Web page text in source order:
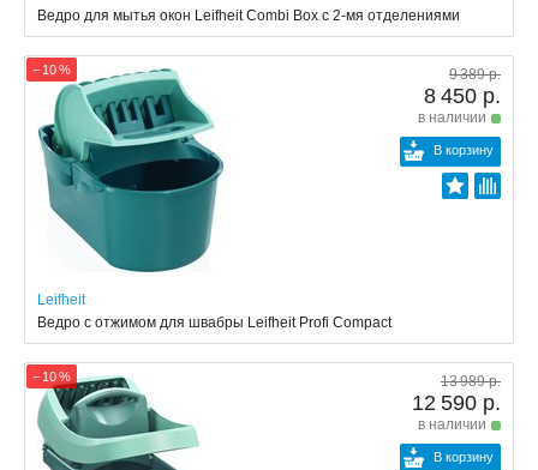
Ведро для мытья окон Leifheit Combi Box с 2-мя отделениями
− 10 % 9 389 р.
8 450 р.
в наличии
В корзину
Leifheit
Ведро с отжимом для швабры Leifheit Profi Compact
− 10 % 13 989 р.
12 590 р.
в наличии
В корзину